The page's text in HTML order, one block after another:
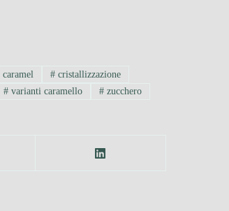
caramel #cristallizzazione
# varianti caramello #zucchero